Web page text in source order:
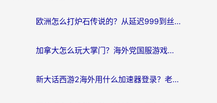
欧洲怎么打炉石传说的？从延迟999到丝滑上分，我找到了靠谱加速器
加拿大怎么玩大掌门？海外党国服游戏加速避坑指南（附实用工具推荐）
新大话西游2海外用什么加速器登录？老玩家亲测有效的国服游戏加速指南